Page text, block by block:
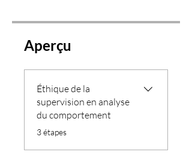
Aperçu
Éthique de la
supervision en analyse
du comportement
.3 étapes